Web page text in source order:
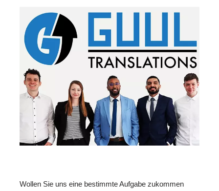
Wollen Sie uns eine bestimmte Aufgabe zukommen